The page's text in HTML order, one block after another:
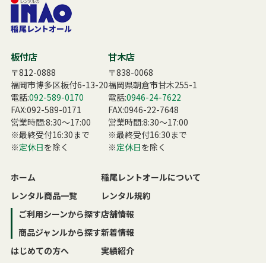
板付店
〒812-0888
福岡市博多区板付6-13-20
電話:092-589-0170
FAX:092-589-0171
営業時間:8:30〜17:00
※最終受付16:30まで
※定休日を除く
甘木店
〒838-0068
福岡県朝倉市甘木255-1
電話:0946-24-7622
FAX:0946-22-7648
営業時間:8:30〜17:00
※最終受付16:30まで
※定休日を除く
ホーム
レンタル商品一覧
ご利用シーンから探す
商品ジャンルから探す
はじめての方へ
稲尾レントオールについて
レンタル規約
店舗情報
新着情報
実績紹介